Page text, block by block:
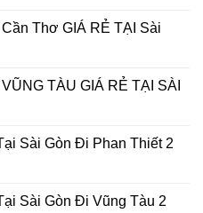
Thơ GIÁ RẺ TẠI Sài
TÀU GIÁ RẺ TẠI SÀI
Sài Gòn Đi Phan Thiết 2
Sài Gòn Đi Vũng Tàu 2